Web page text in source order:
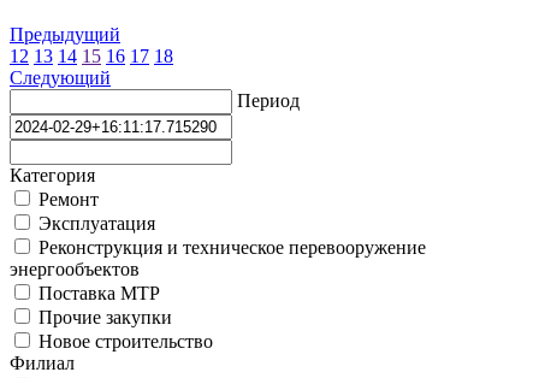
Предыдущий
12 13 14 15 16 17 18
Следующий
Период
Категория
Ремонт
Эксплуатация
Реконструкция и техническое перевооружение
энергообъектов
Поставка МТР
Прочие закупки
Новое строительство
Филиал